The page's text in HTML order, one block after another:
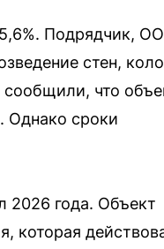
Подрядчик,
стен,
сообщили, что
Однако сроки
2026 года. Объект
которая